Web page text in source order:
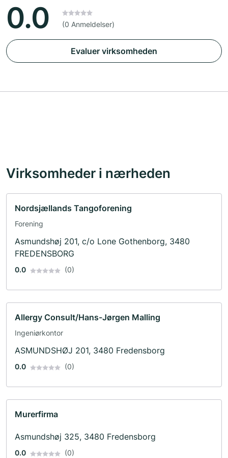
0.0 (0 Anmeldelser)
Evaluer virksomheden
Virksomheder i nærheden
Nordsjællands Tangoforening
Forening
Asmundshøj 201, c/o Lone Gothenborg, 3480
FREDENSBORG
0.0 (0)
Allergy Consult/Hans-Jørgen Malling
Ingeniørkontor
ASMUNDSHØJ 201, 3480 Fredensborg
0.0 (0)
Murerfirma
Asmundshøj 325, 3480 Fredensborg
0.0 (0)